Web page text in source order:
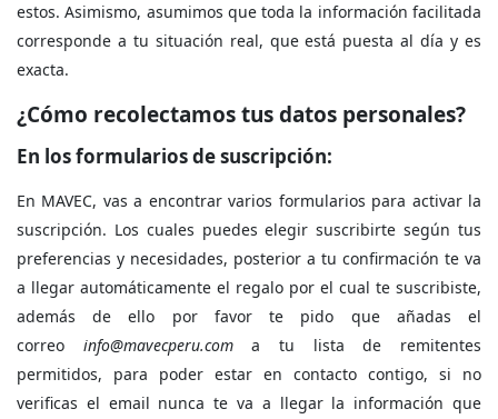
estos. Asimismo, asumimos que toda la información facilitada
corresponde a tu situación real, que está puesta al día y es
exacta.
¿Cómo recolectamos tus datos personales?
En los formularios de suscripción:
En MAVEC, vas a encontrar varios formularios para activar la
suscripción. Los cuales puedes elegir suscribirte según tus
preferencias y necesidades, posterior a tu confirmación te va
a llegar automáticamente el regalo por el cual te suscribiste,
además de ello por favor te pido que añadas el
correo info@mavecperu.coma tu lista de remitentes
permitidos, para poder estar en contacto contigo, si no
verificas el email nunca te va a llegar la información que